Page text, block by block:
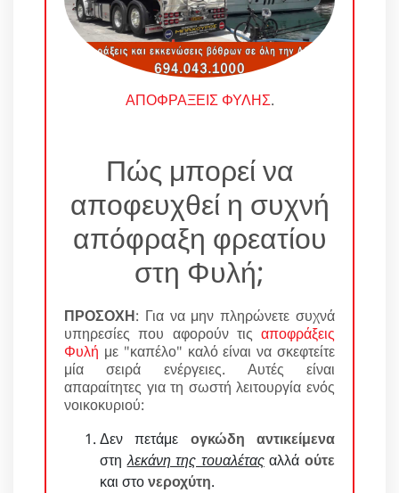
ΑΠΟΦΡΑΞΕΙΣ ΦΥΛΗΣ.
Πώς μπορεί να
αποφευχθεί η συχνή
απόφραξη φρεατίου
στη Φυλή;
ΠΡΟΣΟΧΗ: Για να μην πληρώνετε συχνά
υπηρεσίες που αφορούν τις αποφράξεις
Φυλή με "καπέλο" καλό είναι να σκεφτείτε
μία σειρά ενέργειες. Αυτές είναι
απαραίτητες για τη σωστή λειτουργία ενός
νοικοκυριού:
Δεν πετάμε ογκώδη αντικείμενα
στηλεκάνη της τουαλέταςαλλάούτε
και στονεροχύτη.